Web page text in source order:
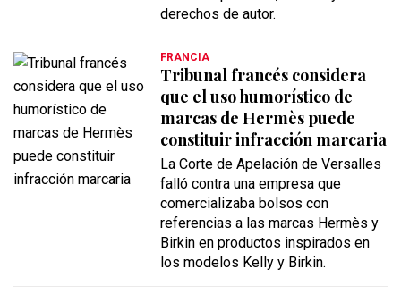
derechos de autor.
FRANCIA
Tribunal francés considera
que el uso humorístico de
marcas de Hermès puede
constituir infracción marcaria
La Corte de Apelación de Versalles
falló contra una empresa que
comercializaba bolsos con
referencias a las marcas Hermès y
Birkin en productos inspirados en
los modelos Kelly y Birkin.